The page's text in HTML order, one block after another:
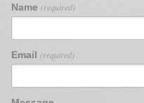
Name (required)
Email (required)